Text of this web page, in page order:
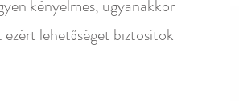
kényelmes, ugyanakkor
lehetőséget biztosítok